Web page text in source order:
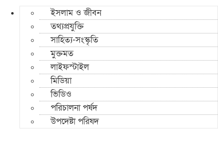
ইসলাম ও জীবন
তথ্যপ্রযুক্তি
সাহিত্য-সংস্কৃতি
মুক্তমত
লাইফস্টাইল
মিডিয়া
ভিডিও
পরিচালনা পর্ষদ
উপদেষ্টা পরিষদ